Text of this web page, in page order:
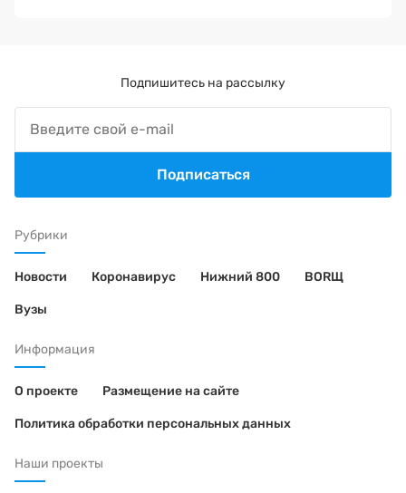
Рубрики
Новости Коронавирус Нижний 800 BORЩ
Вузы
Информация
О проекте Размещение на сайте
Политика обработки персональных данных
Наши проекты
Подпишитесь на рассылку
Подписаться